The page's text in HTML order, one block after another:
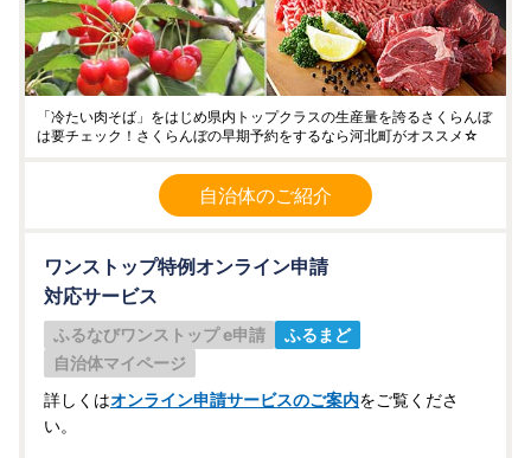
「冷たい肉そば」をはじめ県内トップクラスの生産量を誇るさくらんぼ
は要チェック！さくらんぼの早期予約をするなら河北町がオススメ☆
自治体のご紹介
ワンストップ特例オンライン申請
対応サービス
ふるなびワンストップ e申請
ふるまど
自治体マイページ
詳しくはオンライン申請サービスのご案内をご覧くださ
い。